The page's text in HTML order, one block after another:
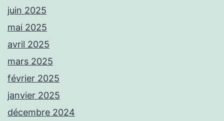
juin 2025
mai 2025
avril 2025
mars 2025
février 2025
janvier 2025
décembre 2024